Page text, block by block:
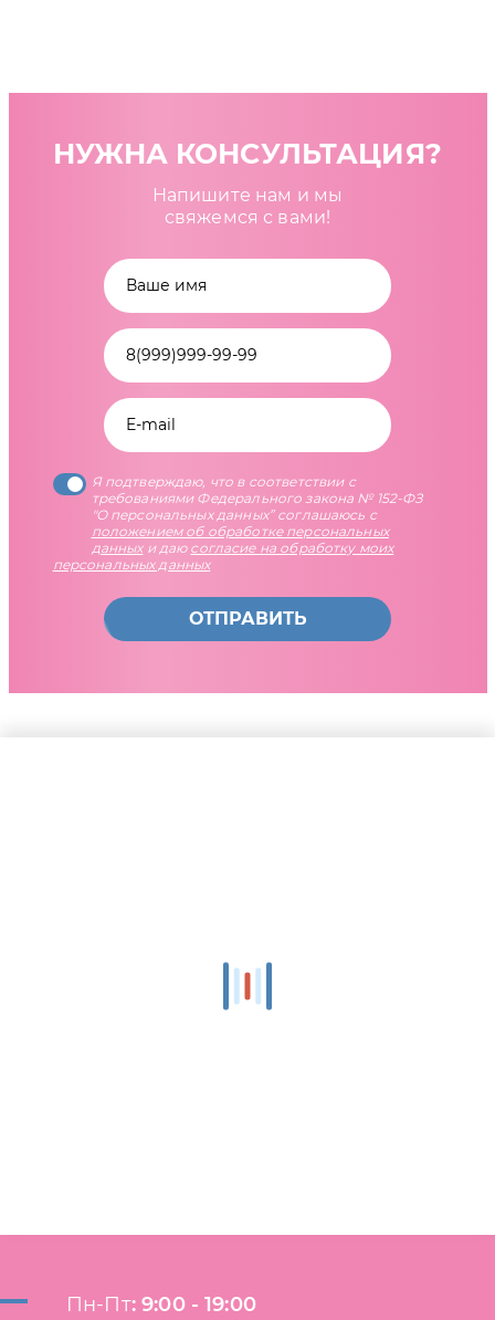
НУЖНА КОНСУЛЬТАЦИЯ?
Напишите нам и мы
свяжемся с вами!
Я подтверждаю, что в соответствии с
требованиями Федерального закона № 152-ФЗ
"О персональных данных” соглашаюсь с
положением об обработке персональных
данныхи даю согласие на обработку моих
персональных данных
ОТПРАВИТЬ
Пн-Пт:9:00 - 19:00